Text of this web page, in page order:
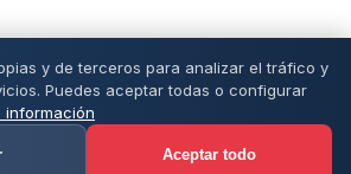
y de terceros para analizar el tráfico y
Puedes aceptar todas o configurar
información
Aceptar todo